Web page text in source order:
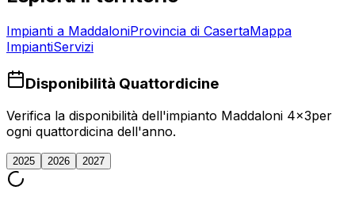
Impianti a MaddaloniProvincia di CasertaMappa
ImpiantiServizi
Disponibilità Quattordicine
Verifica la disponibilità dell'impianto Maddaloni 4x3per
ogni quattordicina dell'anno.
2025 2026 2027